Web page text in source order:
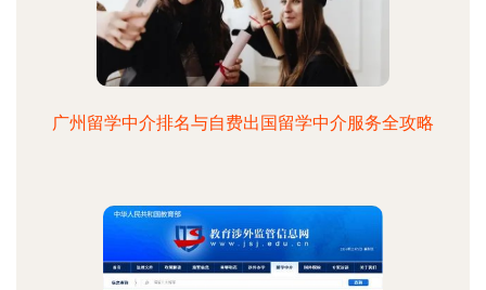
广州留学中介排名与自费出国留学中介服务全攻略